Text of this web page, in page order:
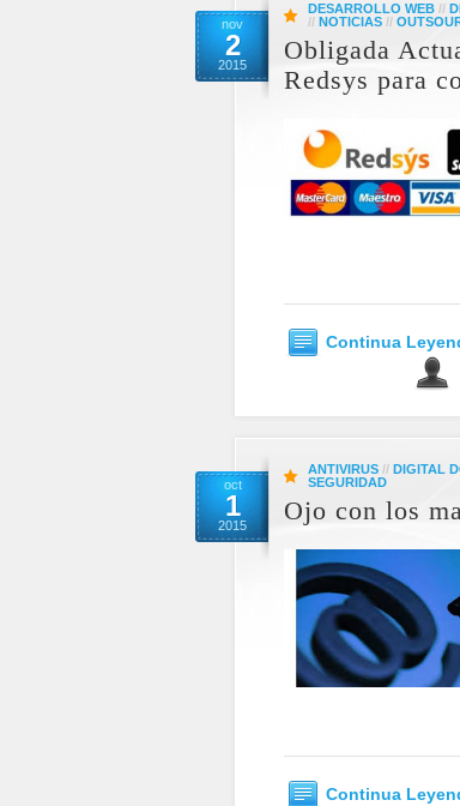
nov
2
2015
DESARROLLO WEB //
// NOTICIAS //
Obligada
Redsys para
Continua
oct
1
2015
ANTIVIRUS // DIGITAL
SEGURIDAD
Ojo con los
Continua